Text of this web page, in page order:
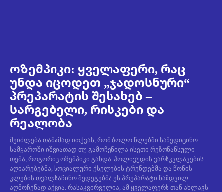
ოზემპიკი: ყველაფერი, რაც
უნდა იცოდეთ „ჯადოსნური“
პრეპარატის შესახებ –
სარგებელი, რისკები და
რეალობა
შეიძლება თამამად ითქვას, რომ ბოლო წლებში სამედიცინო
სამყაროში იშვიათად თუ გამოჩენილა ისეთი რეზონანსული
თემა, როგორიც ოზემპიკი გახდა. ჰოლივუდის ვარსკვლავების
აღიარებებმა, სოციალური ქსელების ტრენდებმა და წონის
კლების თვალსაჩინო შედეგებმა ეს პრეპარატი ნამდვილ
აღმოჩენად აქცია. რასაკვირველია, ამ ყველაფერს თან ახლავს